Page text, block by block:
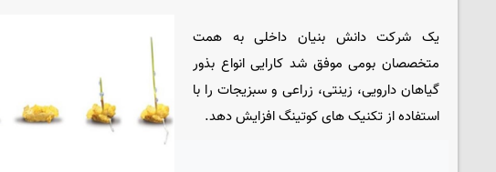
یک شرکت دانش بنیان داخلی به همت
متخصصان بومی موفق شد کارایی انواع بذور
گیاهان دارویی، زینتی، زراعی و سبزیجات را با
استفاده از تکنیک های کوتینگ افزایش دهد.